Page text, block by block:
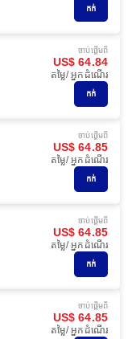
កក់
ចាប់ផ្ដើមពី
US$ 64.84
តម្លៃ/ អ្នកដំណើរ
កក់
ចាប់ផ្ដើមពី
US$ 64.85
តម្លៃ/ អ្នកដំណើរ
កក់
ចាប់ផ្ដើមពី
US$ 64.85
តម្លៃ/ អ្នកដំណើរ
កក់
ចាប់ផ្ដើមពី
US$ 64.85
តម្លៃ/ អ្នកដំណើរ